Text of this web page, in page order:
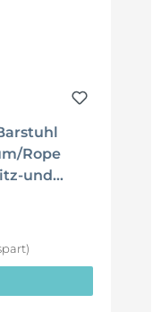
Rope
und